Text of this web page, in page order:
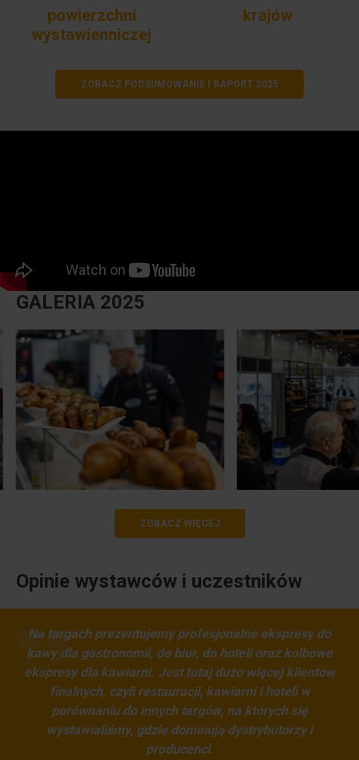
powierzchni
wystawienniczej
krajów
ZOBACZ PODSUMOWANIE I RAPORT 2025
GALERIA 2025
ZOBACZ WIĘCEJ
Opinie wystawców i uczestników
Na targach prezentujemy profesjonalne ekspresy do
kawy dla gastronomii, do biur, do hoteli oraz kolbowe
ekspresy dla kawiarni. Jest tutaj dużo więcej klientów
finalnych, czyli restauracji, kawiarni i hoteli w
porównaniu do innych targów, na których się
wystawialiśmy, gdzie dominują dystrybutorzy i
producenci.